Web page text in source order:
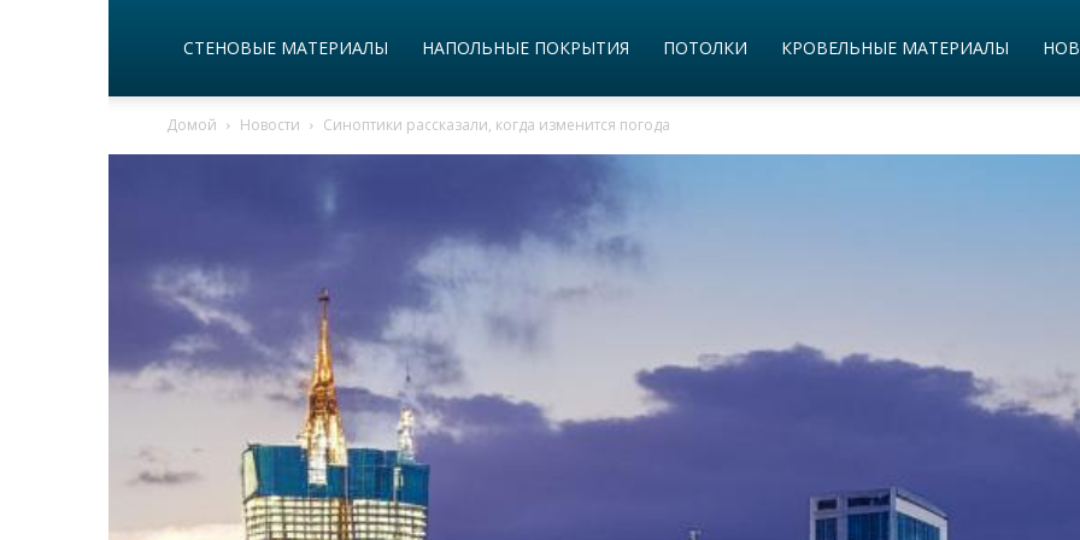
СТЕНОВЫЕ МАТЕРИАЛЫ НАПОЛЬНЫЕ ПОКРЫТИЯ ПОТОЛКИ КРОВЕЛЬНЫЕ МАТЕРИАЛЫ
Домой Новости Синоптики рассказали, когда изменится погода